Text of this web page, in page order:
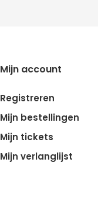
Mijn account
Registreren
Mijn bestellingen
Mijn tickets
Mijn verlanglijst